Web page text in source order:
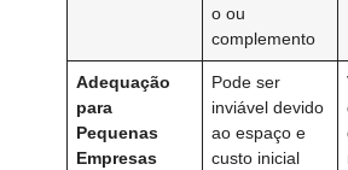
o ou
complemento
Adequação
para
Pequenas
Empresas
Pode ser
inviável devido
ao espaço e
custo inicial